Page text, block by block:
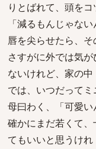
りとばれて、頭をコ
「減るもんじゃな
唇を尖らせたら、そ
さすがに外では気
ないけれど、家の中
では、いつだってミ
母曰わく、「可愛い
確かにまだ若くて、
てもいいと思うけれ